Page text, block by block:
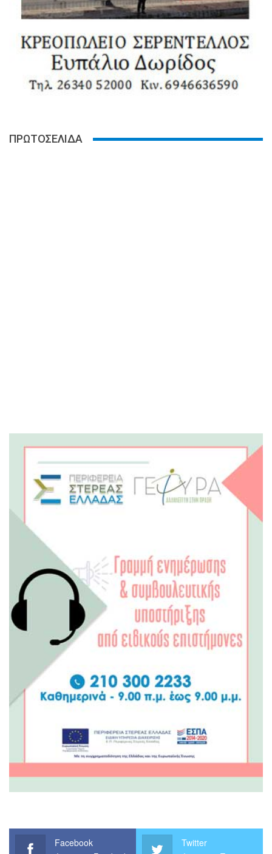
ΠΡΩΤΟΣΕΛΙΔΑ
Facebook Twitter